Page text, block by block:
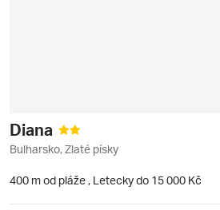
Diana
Bulharsko, Zlaté písky
400 m od pláže , Letecky do 15 000 Kč